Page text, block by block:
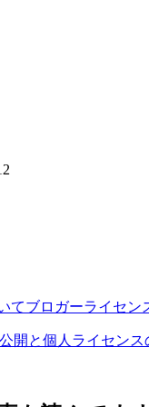
てブロガーライセン
公開と個人ライセン